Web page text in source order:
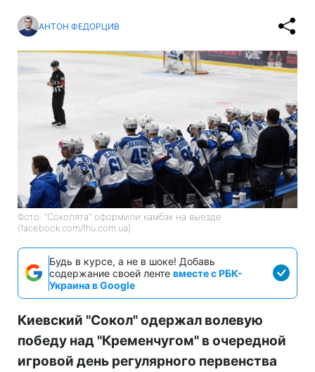
АНТОН ФЕДОРЦИВ
Фото: "Соколята" оформили камбэк на выезде
(facebook.com/fhu.com.ua)
Будь в курсе, а не в шоке! Добавь
содержание своей ленте вместе с РБК-
Украина в Google
Киевский "Сокол" одержал волевую
победу над "Кременчугом" в очередной
игровой день регулярного первенства